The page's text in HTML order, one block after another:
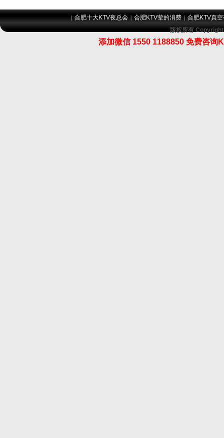
| 合肥十大KTV夜总会 | 合肥KTV荤的消费 | 合肥KTV真
版权所有
添加微信 1550 1188850 免费咨询